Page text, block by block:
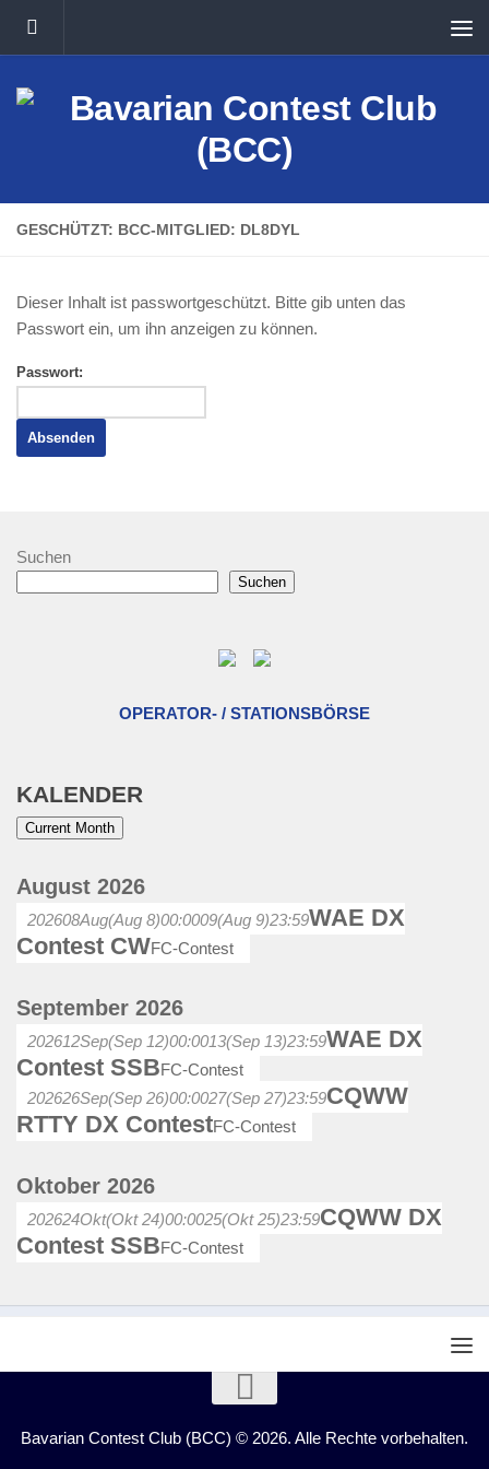
Unter dem Inhalt
GESCHÜTZT: BCC-MITGLIED: DL8DYL
Dieser Inhalt ist passwortgeschützt. Bitte gib unten das
Passwort ein, um ihn anzeigen zu können.
Passwort:
Suchen
Suchen
OPERATOR- / STATIONSBÖRSE
KALENDER
Current Month
August 2026
202608Aug(Aug 8)00:0009(Aug 9)23:59WAE DX
Contest CWFC-Contest
September 2026
202612Sep(Sep 12)00:0013(Sep 13)23:59WAE DX
Contest SSBFC-Contest
202626Sep(Sep 26)00:0027(Sep 27)23:59CQWW
RTTY DX ContestFC-Contest
Oktober 2026
202624Okt(Okt 24)00:0025(Okt 25)23:59CQWW DX
Contest SSBFC-Contest
Bavarian Contest Club (BCC) © 2026. Alle Rechte vorbehalten.